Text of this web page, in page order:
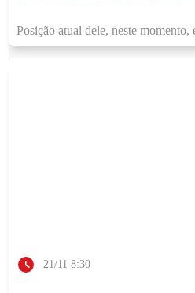
Posição atual dele, neste momento,
21/11 8:30